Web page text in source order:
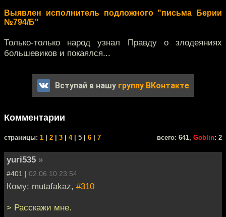
Выявлен исполнитель подложного "письма Берии
№794/Б"
Только-только народ узнал Правду о злодеяниях
большевиков и покаялся...
Вступай в нашу группу ВКонтакте
Комментарии
cтраницы: 1 2 3 4| 5 | 6 7 всего: 641, Goblin: 2
yuri535 »
#401 | 02.06.10 23:54
Кому: mutafakaz, #310
> Расскажи мне.